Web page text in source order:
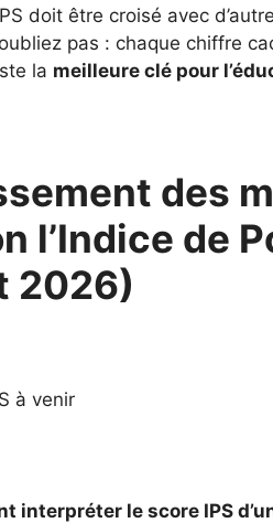
doit être croisé avec
pas : chaque chiffre
la meilleure clé pour
des
l’Indice de
2026)
à venir
interpréter le score IPS